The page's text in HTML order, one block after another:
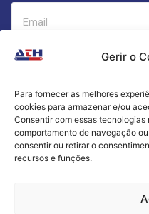
Gerir o
Para fornecer as melhores
cookies para armazenar e/ou
Consentir com essas
comportamento de navegação
consentir ou retirar o
recursos e funções.
Criamos a cozinha
gastronómico!